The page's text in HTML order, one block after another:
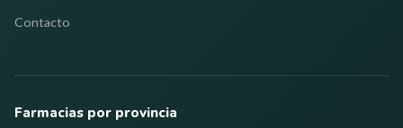
Contacto
Farmacias por provincia